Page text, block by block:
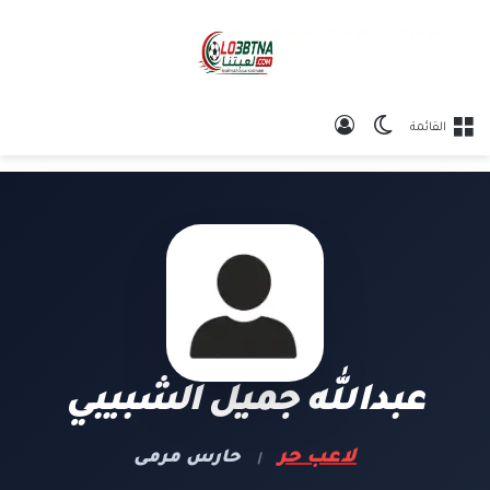
القائمة الوضع المظلم
عبدالله جميل الشبيبي
لاعب حر | حارس مرمى